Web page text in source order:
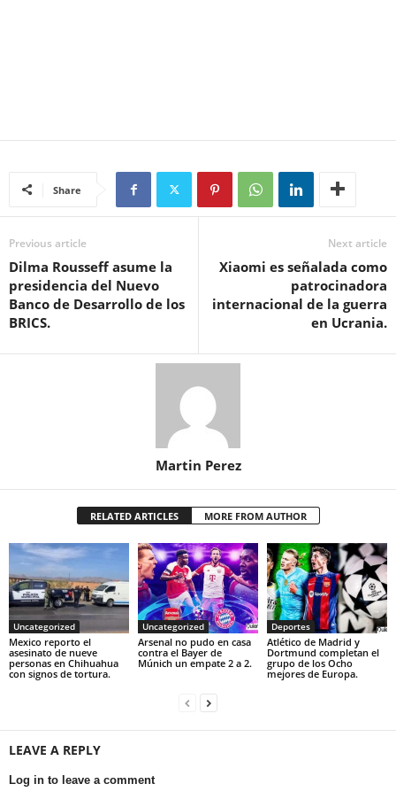
Share
Previous article
Dilma Rousseff asume la
presidencia del Nuevo
Banco de Desarrollo de los
BRICS.
Next article
Xiaomi es señalada como
patrocinadora
internacional de la guerra
en Ucrania.
Martin Perez
RELATED ARTICLES MORE FROM AUTHOR
Uncategorized
Mexico reporto el
asesinato de nueve
personas en Chihuahua
con signos de tortura.
Uncategorized
Arsenal no pudo en casa
contra el Bayer de
Múnich un empate 2 a 2.
Deportes
Atlético de Madrid y
Dortmund completan el
grupo de los Ocho
mejores de Europa.
LEAVE A REPLY
Log in to leave a comment